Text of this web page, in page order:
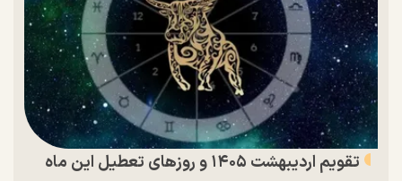
تقویم اردیبهشت ۱۴۰۵ و روز‌های تعطیل این ماه